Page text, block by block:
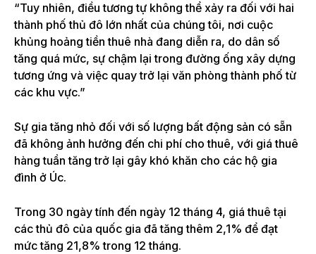
“Tuy nhiên, điều tương tự không thể xảy ra đối với hai
thành phố thủ đô lớn nhất của chúng tôi, nơi cuộc
khủng hoảng tiền thuê nhà đang diễn ra, do dân số
tăng quá mức, sự chậm lại trong đường ống xây dựng
tương ứng và việc quay trở lại văn phòng thành phố từ
các khu vực.”
Sự gia tăng nhỏ đối với số lượng bất động sản có sẵn
đã không ảnh hưởng đến chi phí cho thuê, với giá thuê
hàng tuần tăng trở lại gây khó khăn cho các hộ gia
đình ở Úc.
Trong 30 ngày tính đến ngày 12 tháng 4, giá thuê tại
các thủ đô của quốc gia đã tăng thêm 2,1% để đạt
mức tăng 21,8% trong 12 tháng.